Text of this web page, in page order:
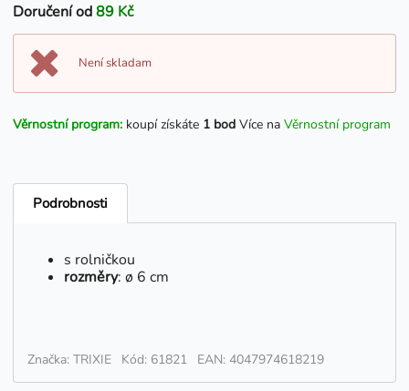
Doručení od89 Kč
Není skladam
Věrnostní program: koupí získáte 1 bod Více na Věrnostní program
Podrobnosti
s rolničkou
rozměry: ø 6 cm
Značka: TRIXIE Kód: 61821 EAN: 4047974618219